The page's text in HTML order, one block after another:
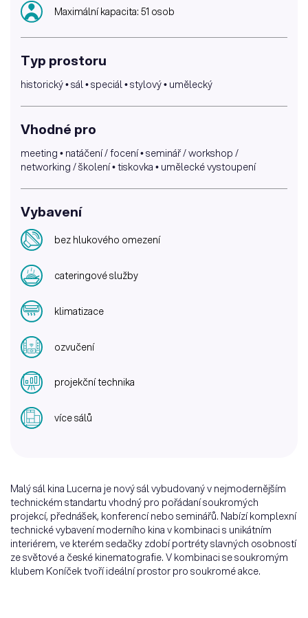
Maximální kapacita: 51 osob
Typ prostoru
historický • sál • speciál • stylový • umělecký
Vhodné pro
meeting • natáčení / focení • seminář / workshop /
networking / školení • tiskovka • umělecké vystoupení
Vybavení
bez hlukového omezení
cateringové služby
klimatizace
ozvučení
projekční technika
více sálů
Malý sál kina Lucerna je nový sál vybudovaný v nejmodernějším
technickém standartu vhodný́ pro pořádaní soukromých
projekcí, přednášek, konferencí nebo seminářů. Nabízí komplexní
technické vybavení moderního kina v kombinaci s unikátním
interiérem, ve kterém sedačky zdobí portréty slavných osobností
ze světové a české kinematografie. V kombinaci se soukromým
klubem Koníček tvoří ideální prostor pro soukromé akce.